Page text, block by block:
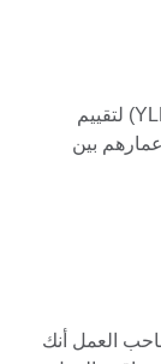
صُممت امتحانات كامبردج لصغار المتعلمين (YLE) لتقييم
بين
العمل أنك